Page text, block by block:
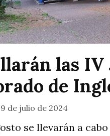
las IV
de
de julio de 2024
se llevarán a